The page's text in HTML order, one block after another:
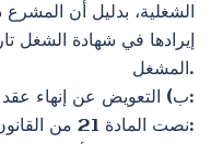
الشغلية، بدليل أن
إيرادها في شهادة الشغل
المشغل.
ب‌) التعويض عن إنهاء عقد العمل المنزلي:
نصت المادة 21 من القانون رقم 12. 19 على أنه: